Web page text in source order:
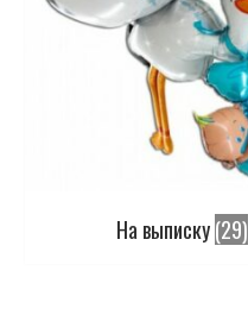
На выписку(29)